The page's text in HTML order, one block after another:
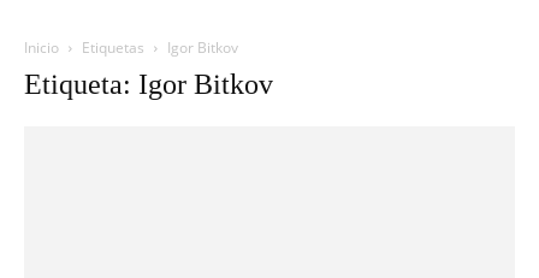
Inicio Etiquetas Igor Bitkov
Etiqueta: Igor Bitkov